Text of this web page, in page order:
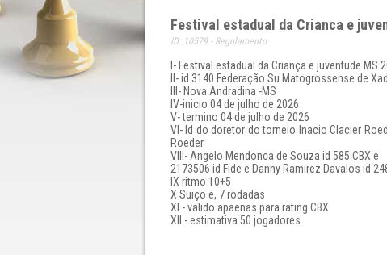
Festival estadual da Crianca e
ID: 10579 - Regulamento
l- Festival estadual da Criança e juventude MS
ll- id 3140 Federação Su Matogrossense de
lll- Nova Andradina -MS
lV-inicio 04 de julho de 2026
V- termino 04 de julho de 2026
Vl- Id do doretor do torneio Inacio Clacier
Roeder
Vlll- Angelo Mendonca de Souza id 585 CBX e
2173506 id Fide e Danny Ramirez Davalos id
lX ritmo 10+5
X Suiço e, 7 rodadas
Xl - valido apaenas para rating CBX
Xll - estimativa 50 jogadores.